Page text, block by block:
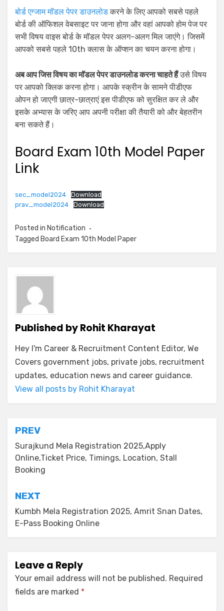
बोर्ड एग्जाम मॉडल पेपर डाउनलोडकरने के लिए आपको सबसे पहले
बोर्ड की ऑफिशल वेबसाइट पर जाना होगा और वहां आपको होम पेज पर
सभी विषय वाइस बोर्ड के मॉडल पेपर अलग-अलग मिल जाएंगे। जिसमें
आपको सबसे पहले 10th क्लास के ऑप्शन का चयन करना होगा।
अब आप जिस विषय का मॉडल पेपर डाउनलोड करना चाहते हैंउसे विषय
पर आपको क्लिक करना होगा। आपके स्क्रीन के सामने पीडीएफ
ओपन हो जाएगी छात्र-छात्राएं इस पीडीएफ को सुरक्षित कर ले और
इसके अभ्यास के जरिए आप अपनी परीक्षा की तैयारी को और बेहतरीन
बना सकते हैं।
Board Exam 10th Model Paper
Link
sec_model2024
Download
prav_model2024
Download
Posted in Notification
Tagged Board Exam 10th Model Paper
Published byRohit Kharayat
Hey I'm Career & Recruitment Content Editor, We
Covers government jobs, private jobs, recruitment
updates, education news and career guidance.
View all posts by Rohit Kharayat
PREV
Surajkund Mela Registration 2025,Apply
Online,Ticket Price, Timings, Location, Stall
Booking
NEXT
Kumbh Mela Registration 2025, Amrit Snan Dates,
E-Pass Booking Online
Leave a Reply
Your email address will not be published. Required
fields are marked *